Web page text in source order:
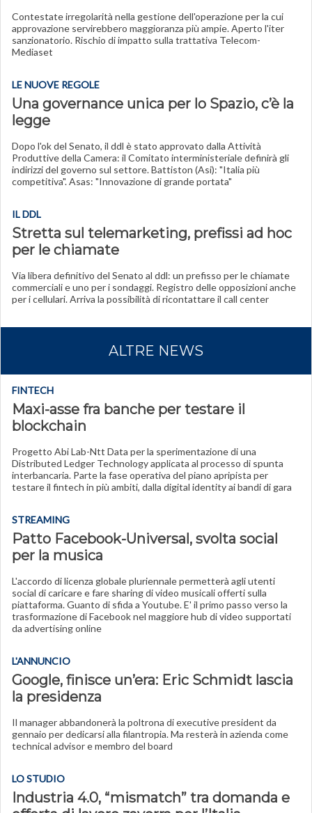
Contestate irregolarità nella gestione dell'operazione per la cui
approvazione servirebbero maggioranza più ampie. Aperto l'iter
sanzionatorio. Rischio di impatto sulla trattativa Telecom-
Mediaset
LE NUOVE REGOLE
Una governance unica per lo Spazio, c’è la
legge
Dopo l'ok del Senato, il ddl è stato approvato dalla Attività
Produttive della Camera: il Comitato interministeriale definirà gli
indirizzi del governo sul settore. Battiston (Asi): "Italia più
competitiva". Asas: "Innovazione di grande portata"
IL DDL
Stretta sul telemarketing, prefissi ad hoc
per le chiamate
Via libera definitivo del Senato al ddl: un prefisso per le chiamate
commerciali e uno per i sondaggi. Registro delle opposizioni anche
per i cellulari. Arriva la possibilità di ricontattare il call center
ALTRE NEWS
FINTECH
Maxi-asse fra banche per testare il
blockchain
Progetto Abi Lab-Ntt Data per la sperimentazione di una
Distributed Ledger Technology applicata al processo di spunta
interbancaria. Parte la fase operativa del piano apripista per
testare il fintech in più ambiti, dalla digital identity ai bandi di gara
STREAMING
Patto Facebook-Universal, svolta social
per la musica
L'accordo di licenza globale pluriennale permetterà agli utenti
social di caricare e fare sharing di video musicali offerti sulla
piattaforma. Guanto di sfida a Youtube. E' il primo passo verso la
trasformazione di Facebook nel maggiore hub di video supportati
da advertising online
L'ANNUNCIO
Google, finisce un’era: Eric Schmidt lascia
la presidenza
Il manager abbandonerà la poltrona di executive president da
gennaio per dedicarsi alla filantropia. Ma resterà in azienda come
technical advisor e membro del board
LO STUDIO
Industria 4.0, “mismatch” tra domanda e